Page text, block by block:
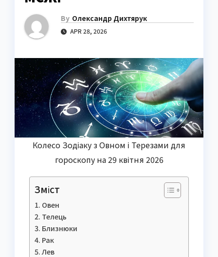
By Олександр Дихтярук
APR 28, 2026
Колесо Зодіаку з Овном і Терезами для
гороскопу на 29 квітня 2026
Зміст
Овен
Телець
Близнюки
Рак
Лев